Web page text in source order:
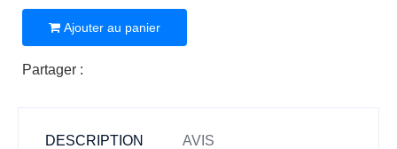
Ajouter au panier
Partager :
DESCRIPTION AVIS